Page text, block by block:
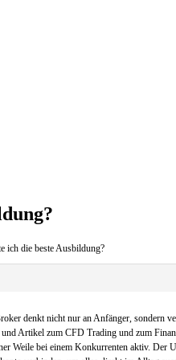
ich die beste Ausbildung?
denkt nicht nur an Anfänger, sondern
Artikel zum CFD Trading und zum
Weile bei einem Konkurrenten aktiv.